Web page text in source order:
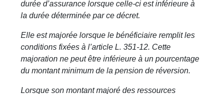
durée d’assurance lorsque celle-ci est inférieure à
la durée déterminée par ce décret.
Elle est majorée lorsque le bénéficiaire remplit les
conditions fixées à l’article L. 351-12. Cette
majoration ne peut être inférieure à un pourcentage
du montant minimum de la pension de réversion.
Lorsque son montant majoré des ressources